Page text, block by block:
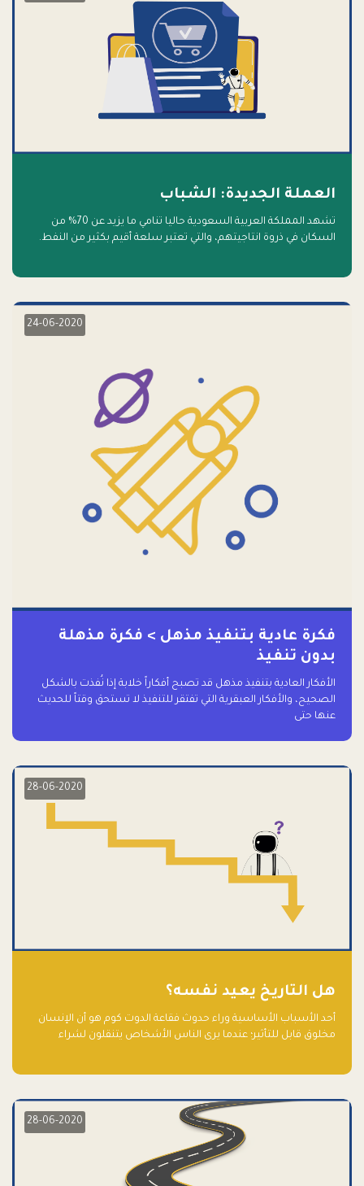
العملة الجديدة: الشباب
تشهد المملكة العربية السعودية حاليا تنامي ما يزيد عن 70% من
السكان في ذروة انتاجيتهم، والتي تعتبر سلعة أقيم بكثير من النفط.
24-06-2020
فكرة عادية بتنفيذ مذهل > فكرة مذهلة
بدون تنفيذ
الأفكار العادية بتنفيذ مذهل قد تصبح أفكاراً خلابة إذا نُفذت بالشكل
الصحيح، والأفكار العبقرية التي تفتقر للتنفيذ لا تستحق وقتاً للحديث
عنها حتى
28-06-2020
هل التاريخ يعيد نفسه؟
أحد الأسباب الأساسية وراء حدوث فقاعة الدوت كوم هو أن الإنسان
مخلوق قابل للتأثير؛ عندما يرى الناس الأشخاص يتنقلون لشراء
28-06-2020